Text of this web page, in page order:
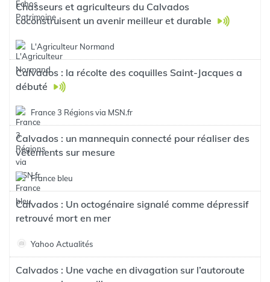
Chasseurs et agriculteurs du Calvados
coconstruisent un avenir meilleur et durable
L'Agriculteur Normand
Calvados : la récolte des coquilles Saint-Jacques a
débuté
France 3 Régions via MSN.fr
Calvados : un mannequin connecté pour réaliser des
vêtements sur mesure
France bleu
Calvados : Un octogénaire signalé comme dépressif
retrouvé mort en mer
Yahoo Actualités
Calvados : Une vache en divagation sur l’autoroute